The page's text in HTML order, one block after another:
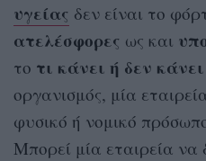
υγείας δεν είναι το
ατελέσφορες ως και
το τι κάνει ή δεν κάνει
οργανισμός, μία
φυσικό ή νομικό
Μπορεί μία εταιρεία να